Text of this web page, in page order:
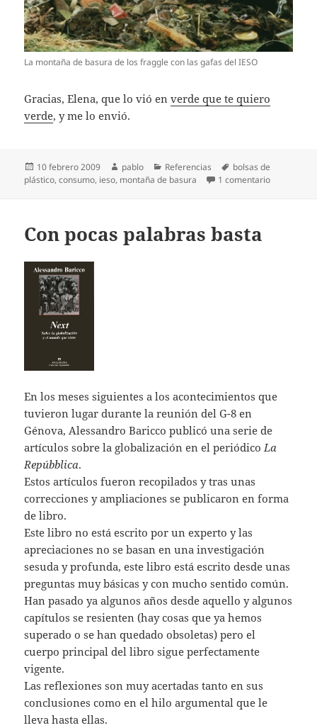
La montaña de basura de los fraggle con las gafas del IESO
Gracias, Elena, que lo vió enverde que te quiero
verde, y me lo envió.
Publicado
el
10 febrero 2009 Autor
pablo Categorías
Referencias Etiquetas
bolsas de
plástico,consumo, ieso, montaña de basura 1 comentarioen El
Con pocas palabras basta
En los meses siguientes a los acontecimientos que
tuvieron lugar durante la reunión del G-8 en
Génova, Alessandro Baricco publicó una serie de
artí­culos sobre la globalización en el periódico La
Repúbblica.
Estos artí­culos fueron recopilados y tras unas
correcciones y ampliaciones se publicaron en forma
de libro.
Este libro no está escrito por un experto y las
apreciaciones no se basan en una investigación
sesuda y profunda, este libro está escrito desde unas
preguntas muy básicas y con mucho sentido común.
Han pasado ya algunos años desde aquello y algunos
capítulos se resienten (hay cosas que ya hemos
superado o se han quedado obsoletas) pero el
cuerpo principal del libro sigue perfectamente
vigente.
Las reflexiones son muy acertadas tanto en sus
conclusiones como en el hilo argumental que le
lleva hasta ellas.